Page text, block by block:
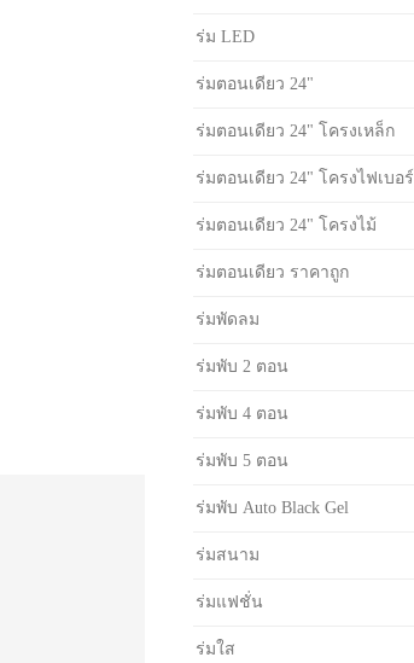
ร่ม LED
ร่มตอนเดียว 24"
ร่มตอนเดียว 24" โครงเหล็ก
ร่มตอนเดียว 24" โครงไฟเบอร์
ร่มตอนเดียว 24" โครงไม้
ร่มตอนเดียว ราคาถูก
ร่มพัดลม
ร่มพับ 2 ตอน
ร่มพับ 4 ตอน
ร่มพับ 5 ตอน
ร่มพับ Auto Black Gel
ร่มสนาม
ร่มแฟชั่น
ร่มใส